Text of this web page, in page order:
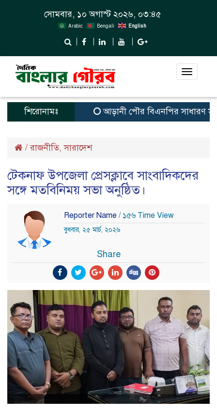
সোমবার, ১০ অগাস্ট ২০২৬, ০৩:৪৫
Arabic Bengali English
Toggle
শিরোনামঃ আড়ানী পৌর বিএনপির সাধারণ
/রাজনীতি,সারাদেশ
টেকনাফ উপজেলা প্রেসক্লাবে সাংবাদিকদের
সঙ্গে মতবিনিময় সভা অনুষ্ঠিত।
Reporter Name / ১৫৬ Time View
বুধবার, ২৫ মার্চ, ২০২৬
Share